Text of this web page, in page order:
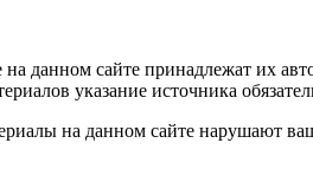
данном сайте принадлежат их
указание источника
на данном сайте нарушают